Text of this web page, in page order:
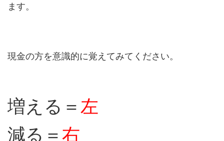
ます。
現金の方を意識的に覚えてみてください。
増える＝ 左
減る＝右